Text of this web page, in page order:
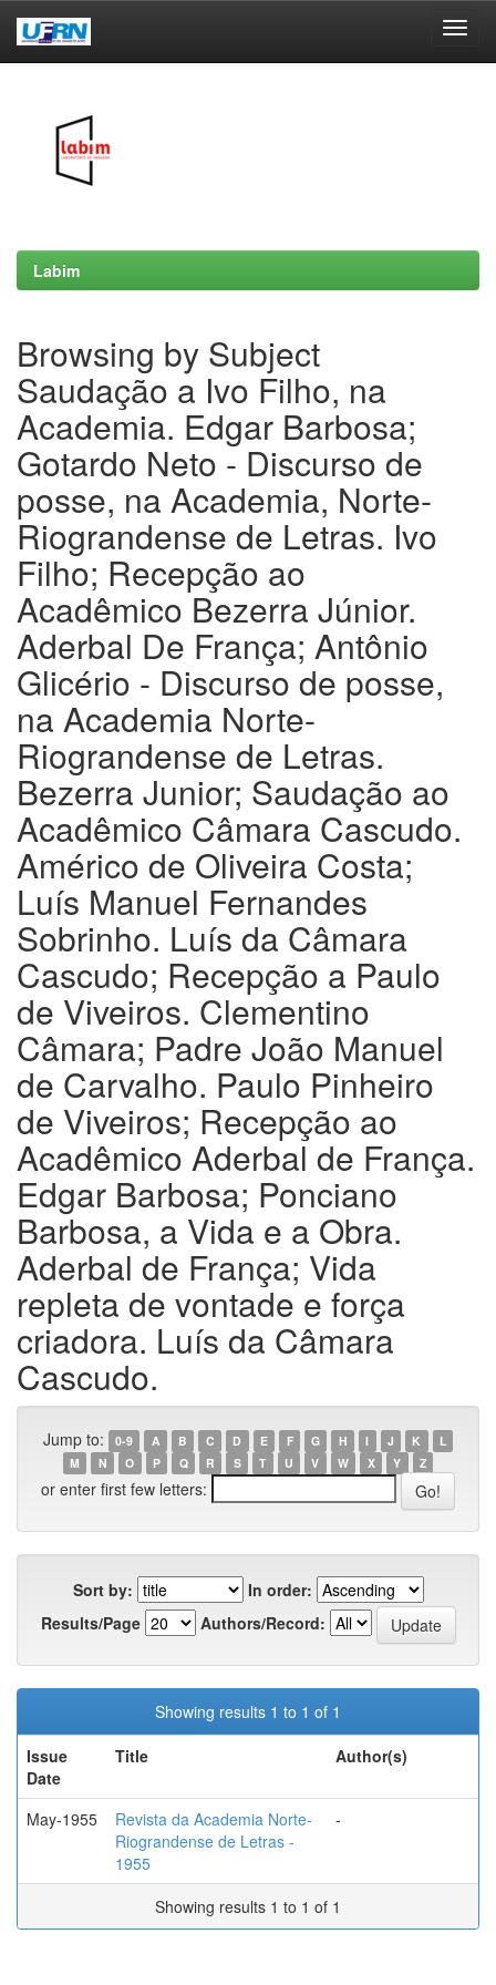
Labim
Browsing by Subject
Saudação a Ivo Filho, na
Academia. Edgar Barbosa;
Gotardo Neto - Discurso de
posse, na Academia, Norte-
Riograndense de Letras. Ivo
Filho; Recepção ao
Acadêmico Bezerra Júnior.
Aderbal De França; Antônio
Glicério - Discurso de posse,
na Academia Norte-
Riograndense de Letras.
Bezerra Junior; Saudação ao
Acadêmico Câmara Cascudo.
Américo de Oliveira Costa;
Luís Manuel Fernandes
Sobrinho. Luís da Câmara
Cascudo; Recepção a Paulo
de Viveiros. Clementino
Câmara; Padre João Manuel
de Carvalho. Paulo Pinheiro
de Viveiros; Recepção ao
Acadêmico Aderbal de França.
Edgar Barbosa; Ponciano
Barbosa, a Vida e a Obra.
Aderbal de França; Vida
repleta de vontade e força
criadora. Luís da Câmara
Cascudo.
Jump to: 0-9 A B C D E F G H I J K
L
M
N O P Q R S T U V W X Y Z
or enter first few letters:
Sort by:
In order:
Results/Page
Authors/Record:
Showing results 1 to 1 of 1
Issue
Date
Title Author(s)
May-1955
Revista da Academia Norte-
Riograndense de Letras -
1955
-
Showing results 1 to 1 of 1